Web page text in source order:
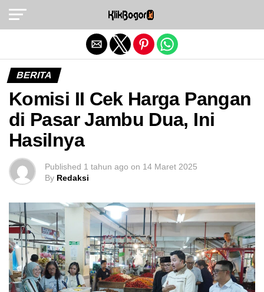
BERITA
Komisi II Cek Harga Pangan
di Pasar Jambu Dua, Ini
Hasilnya
Published 1 tahun ago on 14 Maret 2025
By Redaksi
Exit mobile version